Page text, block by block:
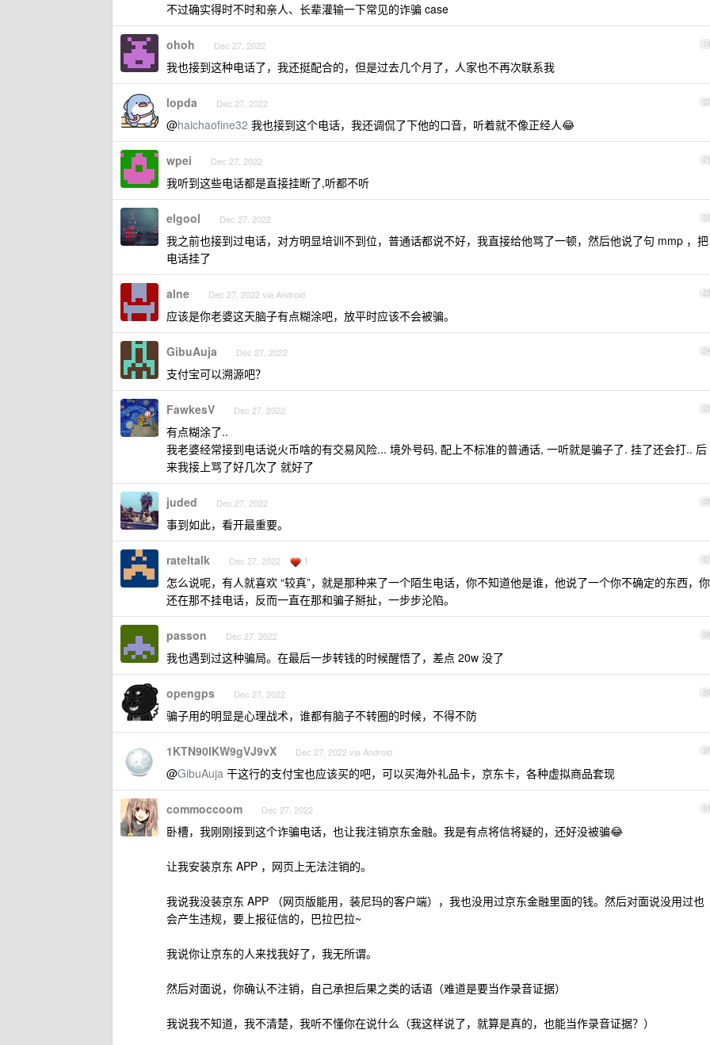
不过确实得时不时和亲人、长辈灌输一下常见的诈骗 case
19
ohoh Dec 27, 2022
我也接到这种电话了，我还挺配合的，但是过去几个月了，人家也不再次联系我
20
lopda Dec 27, 2022
@haichaofine32 我也接到这个电话，我还调侃了下他的口音，听着就不像正经人😂
21
wpei Dec 27, 2022
我听到这些电话都是直接挂断了,听都不听
22
elgool Dec 27, 2022
我之前也接到过电话，对方明显培训不到位，普通话都说不好，我直接给他骂了一顿，然后他说了句 mmp ，把
电话挂了
23
alne Dec 27, 2022 via Android
应该是你老婆这天脑子有点糊涂吧，放平时应该不会被骗。
24
GibuAuja Dec 27, 2022
支付宝可以溯源吧？
25
FawkesV Dec 27, 2022
有点糊涂了..
我老婆经常接到电话说火币啥的有交易风险... 境外号码, 配上不标准的普通话, 一听就是骗子了. 挂了还会打.. 后
来我接上骂了好几次了 就好了
26
juded Dec 27, 2022
事到如此，看开最重要。
27
rateltalk Dec 27, 2022 1
怎么说呢，有人就喜欢 “较真”，就是那种来了一个陌生电话，你不知道他是谁，他说了一个你不确定的东西，你
还在那不挂电话，反而一直在那和骗子掰扯，一步步沦陷。
28
passon Dec 27, 2022
我也遇到过这种骗局。在最后一步转钱的时候醒悟了，差点 20w 没了
29
opengps Dec 27, 2022
骗子用的明显是心理战术，谁都有脑子不转圈的时候，不得不防
30
1KTN90lKW9gVJ9vX Dec 27, 2022 via Android
@GibuAuja 干这行的支付宝也应该买的吧，可以买海外礼品卡，京东卡，各种虚拟商品套现
31
commoccoom Dec 27, 2022
卧槽，我刚刚接到这个诈骗电话，也让我注销京东金融。我是有点将信将疑的，还好没被骗😂
让我安装京东 APP ，网页上无法注销的。
我说我没装京东 APP （网页版能用，装尼玛的客户端），我也没用过京东金融里面的钱。然后对面说没用过也
会产生违规，要上报征信的，巴拉巴拉~
我说你让京东的人来找我好了，我无所谓。
然后对面说，你确认不注销，自己承担后果之类的话语（难道是要当作录音证据）
我说我不知道，我不清楚，我听不懂你在说什么（我这样说了，就算是真的，也能当作录音证据？）